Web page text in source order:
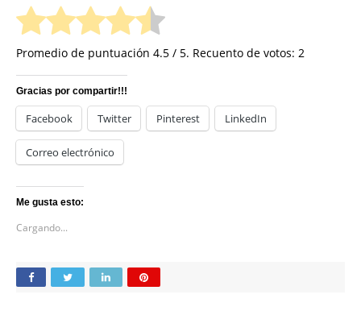
Promedio de puntuación 4.5 / 5. Recuento de votos: 2
Gracias por compartir!!!
Facebook Twitter Pinterest LinkedIn
Correo electrónico
Me gusta esto:
Cargando...